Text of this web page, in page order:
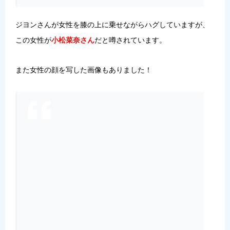
ジヨンさんが女性を膝の上に乗せながらハグしていますが、
この女性が小松菜奈さんだと噂されています。
また女性の顔を写した画像もありました！